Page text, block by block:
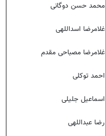
محمد حسن دوگانی
غلامرضا اسداللهی
غلامرضا مصباحی مقدم
احمد توکلی
اسماعیل جلیلی
رضا عبداللهی